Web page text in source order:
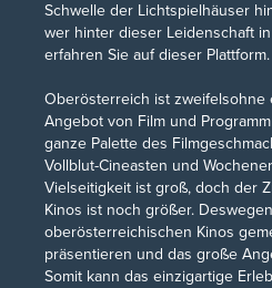
#ZeitfürKino.
Du triffst
noch online
Schwelle der Lichtspielhäuser
wer hinter dieser Leidenschaft
erfahren Sie auf dieser Plattform.
Oberösterreich ist zweifelsohne
Angebot von Film und
ganze Palette des
Vollblut-Cineasten und
Vielseitigkeit ist groß, doch der
Kinos ist noch größer.
oberösterreichischen Kinos
präsentieren und das große
Somit kann das einzigartige